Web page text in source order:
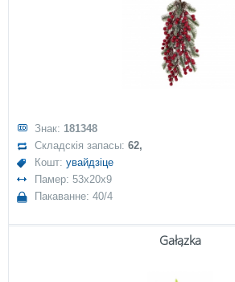
Знак: 181348
Складскія запасы:62,
Кошт:увайдзіце
Памер: 53x20x9
Пакаванне: 40/4
Gałązka